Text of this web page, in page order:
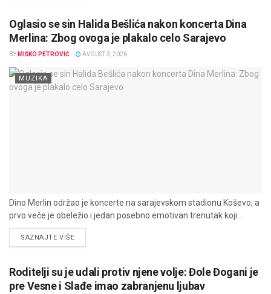
Oglasio se sin Halida Bešlića nakon koncerta Dina
Merlina: Zbog ovoga je plakalo celo Sarajevo
BY MIŠKO PETROVIĆ AVGUST 3, 2026
MUZIKA
Dino Merlin održao je koncerte na sarajevskom stadionu Koševo, a
prvo veče je obeležio i jedan posebno emotivan trenutak koji...
SAZNAJTE VIŠEDETAILS
Roditelji su je udali protiv njene volje: Đole Đogani je
pre Vesne i Slađe imao zabranjenu ljubav